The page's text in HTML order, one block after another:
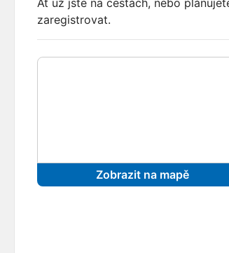
zaregistrovat.
Zobrazit na mapě